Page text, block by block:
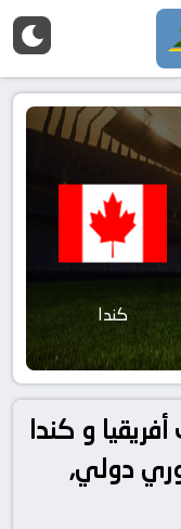
كندا
و كندا
28 في دوري دولي,